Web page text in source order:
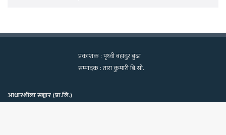
प्रकाशक : पृथ्वी बहादुर बुढा
सम्पादक : तारा कुमारी बि.सी.
आधारशीला सञ्चार (प्रा.लि.)